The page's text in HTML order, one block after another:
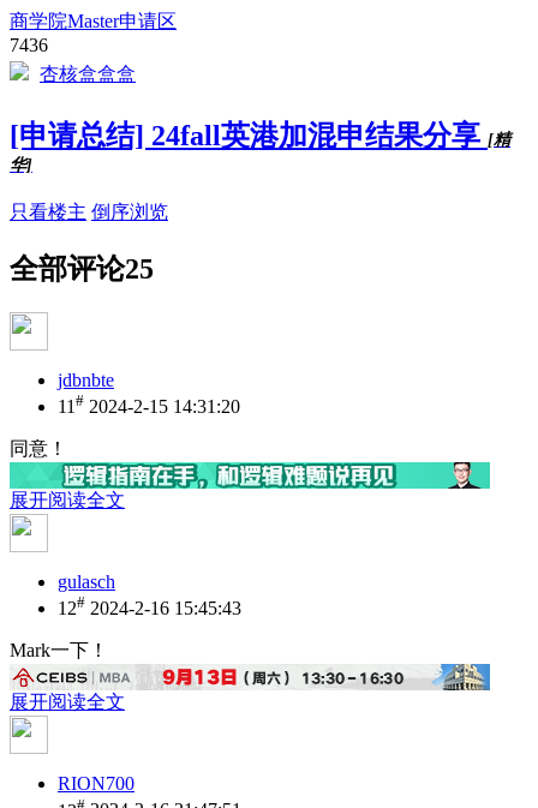
商学院Master申请区
7436
杏核盒盒盒
[申请总结] 24fall英港加混申结果分享 [精
华]
只看楼主 倒序浏览
全部评论25
jdbnbte
11 # 2024-2-15 14:31:20
同意！
展开阅读全文
gulasch
12# 2024-2-16 15:45:43
Mark一下！
展开阅读全文
RION700
#